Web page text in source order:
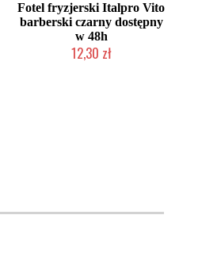
Fotel fryzjerski Italpro Vito
barberski czarny dostępny
w 48h
12,30 zł